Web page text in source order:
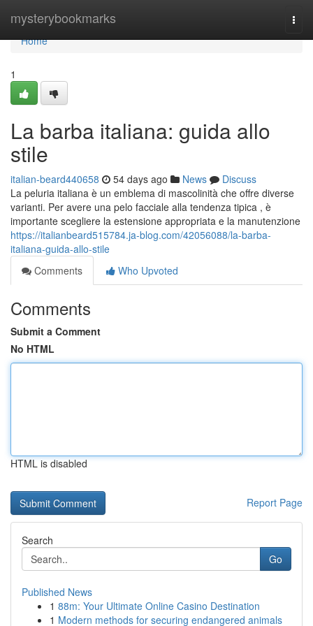
mysterybookmarks
Home
Home
1
La barba italiana: guida allo
stile
italian-beard440658 54 days ago News
Discuss
La peluria italiana è un emblema di mascolinità che offre diverse
varianti. Per avere una pelo facciale alla tendenza tipica , è
importante scegliere la estensione appropriata e la manutenzione
https://italianbeard515784.ja-blog.com/42056088/la-barba-
italiana-guida-allo-stile
Comments
Who Upvoted
Comments
Submit a Comment
No HTML
HTML is disabled
Report Page
Search
Go
Published News
1 88m: Your Ultimate Online Casino Destination
1 Modern methods for securing endangered animals